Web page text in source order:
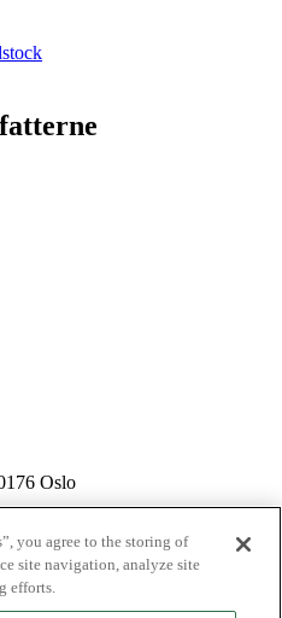
Oslo
you agree to the storing of
site navigation, analyze site
efforts.